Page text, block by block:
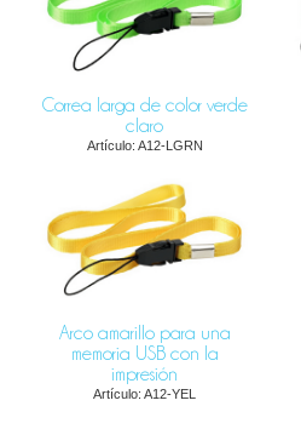
Correa larga de color verde
claro
Artículo: A12-LGRN
Arco amarillo para una
memoria USB con la
impresión
Artículo: A12-YEL